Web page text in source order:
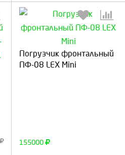
Погрузчик фронтальный
ПФ-08 LEX Mini
155000
Выберите количество: